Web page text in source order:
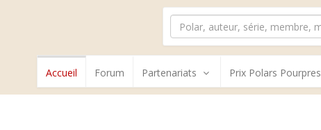
Accueil Forum Partenariats Prix Polars Pourpres